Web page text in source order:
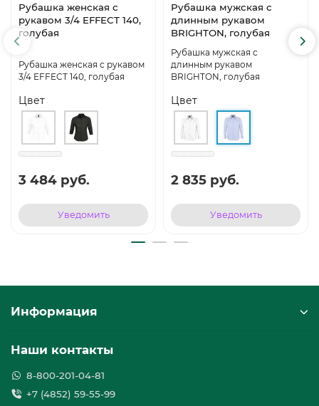
Рубашка женская с
рукавом 3/4 EFFECT 140,
голубая
Рубашка женская с рукавом
3/4 EFFECT 140, голубая
Цвет
3 484 руб.
Уведомить
Рубашка мужская с
длинным рукавом
BRIGHTON, голубая
Рубашка мужская с
длинным рукавом
BRIGHTON, голубая
Цвет
2 835 руб.
Уведомить
Информация
Наши контакты
8-800-201-04-81
+7 (4852) 59-55-99